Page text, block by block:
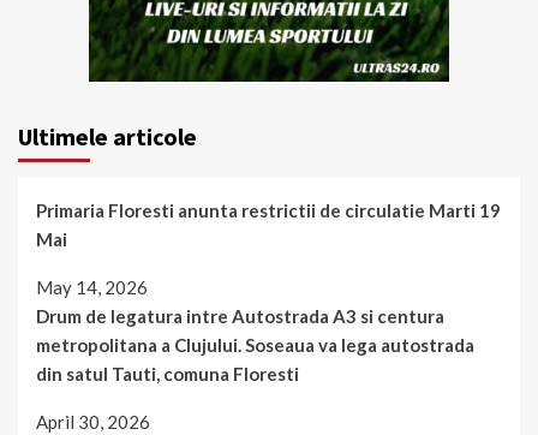
Ultimele articole
Primaria Floresti anunta restrictii de circulatie Marti 19
Mai
May 14, 2026
Drum de legatura intre Autostrada A3 si centura
metropolitana a Clujului. Soseaua va lega autostrada
din satul Tauti, comuna Floresti
April 30, 2026